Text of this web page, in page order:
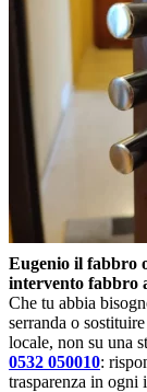
Eugenio il fabbro
intervento fabbro
Che tu abbia
serranda o
locale, non su una
0532 050010:
trasparenza in ogni